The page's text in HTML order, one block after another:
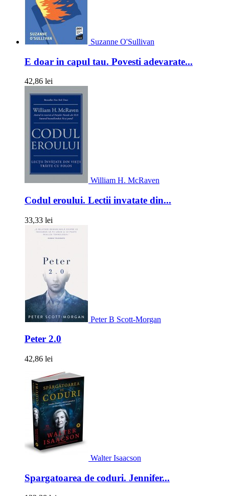
Suzanne O'Sullivan
E doar in capul tau. Povesti adevarate...
42,86 lei
William H. McRaven
Codul eroului. Lectii invatate din...
33,33 lei
Peter B Scott-Morgan
Peter 2.0
42,86 lei
Walter Isaacson
Spargatoarea de coduri. Jennifer...